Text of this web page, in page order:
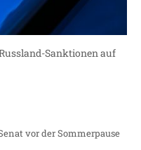
Sanktionen auf
vor der Sommerpause